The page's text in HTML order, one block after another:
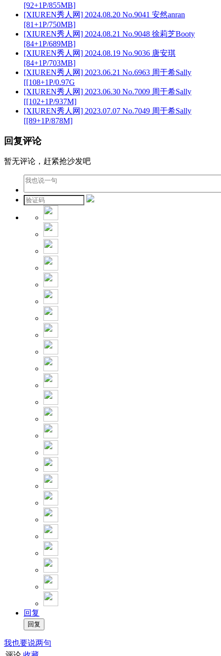
[92+1P/855MB]
[XIUREN秀人网] 2024.08.20 No.9041 安然anran
[81+1P/750MB]
[XIUREN秀人网] 2024.08.21 No.9048 徐莉芝Booty
[84+1P/689MB]
[XIUREN秀人网] 2024.08.19 No.9036 唐安琪
[84+1P/703MB]
[XIUREN秀人网] 2023.06.21 No.6963 周于希Sally
[[108+1P/0.97G
[XIUREN秀人网] 2023.06.30 No.7009 周于希Sally
[[102+1P/937M]
[XIUREN秀人网] 2023.07.07 No.7049 周于希Sally
[[89+1P/878M]
回复评论
暂无评论，赶紧抢沙发吧
回复
我也要说两句